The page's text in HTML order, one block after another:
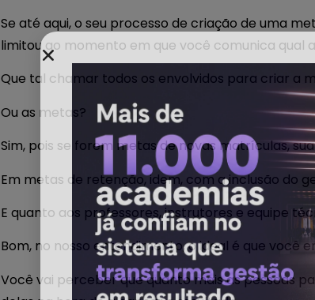
Se até aqui, o seu processo de criação de uma
limitou ao momento em que você comunica qual
Que tal chamar todos os envolvidos para criar a
Ou as metas?
Sim, pois se forem metas de novas matrículas,
Em metas de retenção, idem, com a inclusão do
E quanto aos professores, instrutores e equipe
Bom, no nosso entendimento, o ideal é que você
Você vai perceber que quanto mais as pessoas